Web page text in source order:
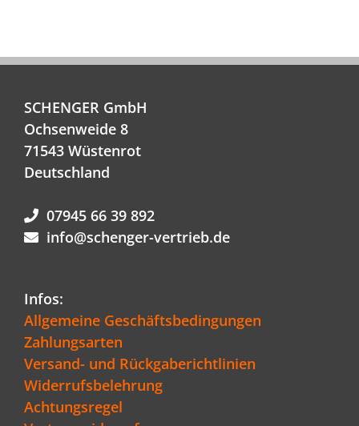
SCHENGER GmbH
Ochsenweide 8
71543 Wüstenrot
Deutschland
07945 66 39 892
info@schenger-vertrieb.de
Infos:
Allgemeine Geschäftsbedingungen
Zahlungsarten
Versand- und Rückgaberichtlinien
Widerrufsbelehrung
Achtungsregel